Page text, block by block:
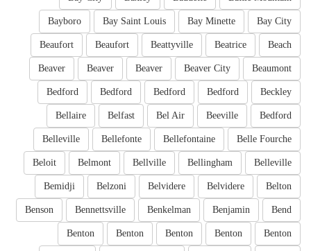
Bay City
Bay Minette
Bay Saint Louis
Bayboro
Beach
Beatrice
Beattyville
Beaufort
Beaufort
Beaumont
Beaver City
Beaver
Beaver
Beaver
Beckley
Bedford
Bedford
Bedford
Bedford
Bedford
Beeville
Bel Air
Belfast
Bellaire
Belle Fourche
Bellefontaine
Bellefonte
Belleville
Belleville
Bellingham
Bellville
Belmont
Beloit
Belton
Belvidere
Belvidere
Belzoni
Bemidji
Bend
Benjamin
Benkelman
Bennettsville
Benson
Benton
Benton
Benton
Benton
Benton